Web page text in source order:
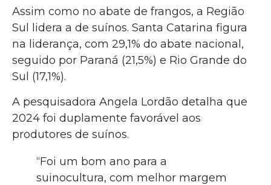
Assim como no abate de frangos, a Região
Sul lidera a de suínos. Santa Catarina figura
na liderança, com 29,1% do abate nacional,
seguido por Paraná (21,5%) e Rio Grande do
Sul (17,1%).
A pesquisadora Angela Lordão detalha que
2024 foi duplamente favorável aos
produtores de suínos.
“Foi um bom ano para a
suinocultura, com melhor margem